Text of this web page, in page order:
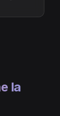
la